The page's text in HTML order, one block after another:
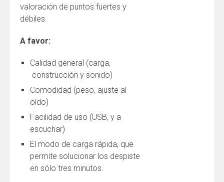
valoración de puntos fuertes y
débiles.
A favor:
Calidad general (carga,
construcción y sonido)
Comodidad (peso, ajuste al
oído)
Facilidad de uso (USB, y a
escuchar)
El modo de carga rápida, que
permite solucionar los despiste
en sólo tres minutos.